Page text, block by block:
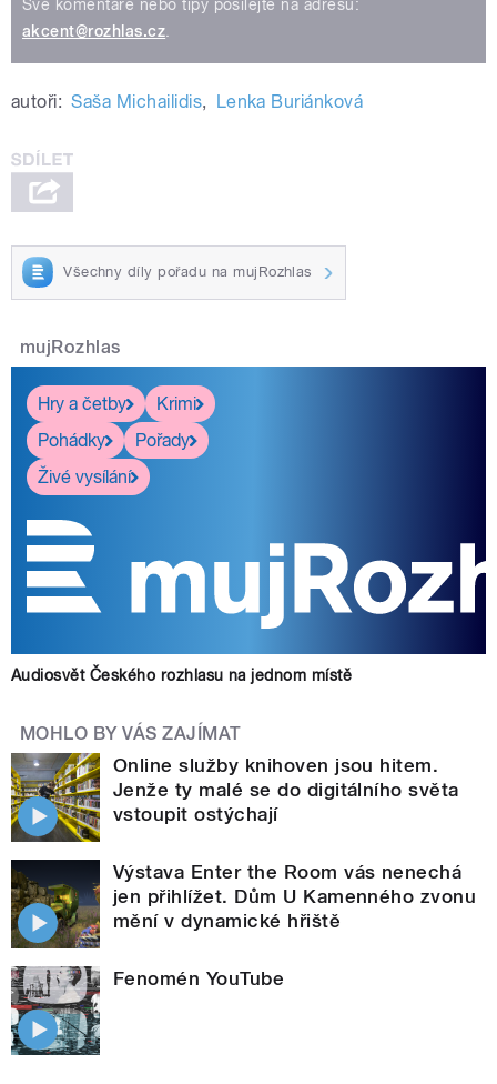
Své komentáře nebo tipy posílejte na adresu:
akcent@rozhlas.cz
autoři: Saša Michailidis, Lenka Buriánková
Všechny díly pořadu na mujRozhlas
mujRozhlas
Hry a četby
Krimi
Pohádky
Pořady
Živé vysílání
Audiosvět Českého rozhlasu na jednom místě
MOHLO BY VÁS ZAJÍMAT
Online služby knihoven jsou hitem.
Jenže ty malé se do digitálního světa
vstoupit ostýchají
Výstava Enter the Room vás nenechá
jen přihlížet. Dům U Kamenného zvonu
mění v dynamické hřiště
Fenomén YouTube